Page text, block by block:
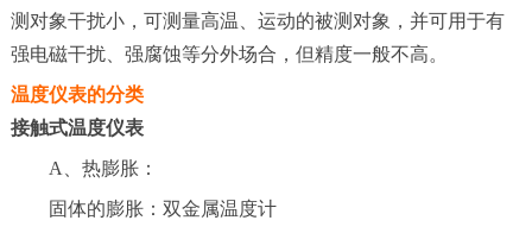
测对象干扰小，可测量高温、运动的被测对象，并可用于有
强电磁干扰、强腐蚀等分外场合，但精度一般不高。
温度仪表的分类
接触式温度仪表
A、热膨胀：
固体的膨胀：双金属温度计